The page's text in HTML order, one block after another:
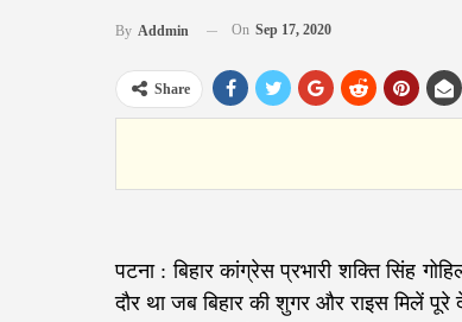
By Addmin On Sep 17, 2020
Share
पटना : बिहार कांग्रेस प्रभारी शक्ति सिंह
दौर था जब बिहार की शुगर और राइस मिलें